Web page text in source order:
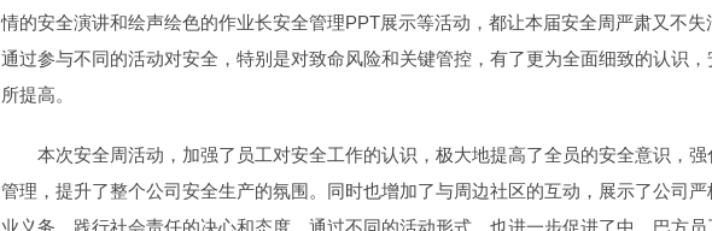
情的安全演讲和绘声绘色的作业长安全管理PPT展示等活动，都让本届安全周严肃又不
通过参与不同的活动对安全，特别是对致命风险和关键管控，有了更为全面细致的认识
所提高。
本次安全周活动，加强了员工对安全工作的认识，极大地提高了全员的安全意识，
管理，提升了整个公司安全生产的氛围。同时也增加了与周边社区的互动，展示了公司
业义务，践行社会责任的决心和态度。通过不同的活动形式，也进一步促进了中、巴方